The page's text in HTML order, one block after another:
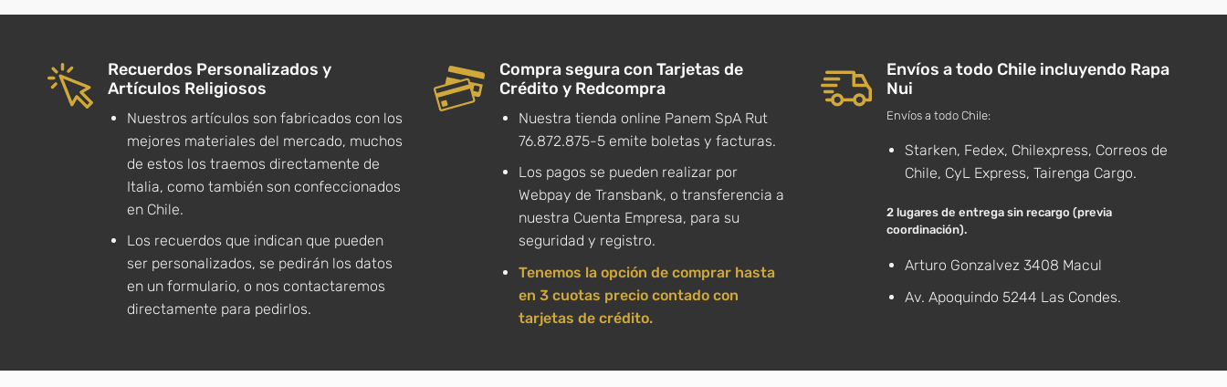
Recuerdos Personalizados y
Artículos Religiosos
Nuestros artículos son fabricados con los
mejores materiales del mercado, muchos
de estos los traemos directamente de
Italia, como también son confeccionados
en Chile.
Los recuerdos que indican que pueden
ser personalizados, se pedirán los datos
en un formulario, o nos contactaremos
directamente para pedirlos.
Compra segura con Tarjetas de
Crédito y Redcompra
Nuestra tienda online Panem SpA Rut
76.872.875-5 emite boletas y facturas.
Los pagos se pueden realizar por
Webpay de Transbank, o transferencia a
nuestra Cuenta Empresa, para su
seguridad y registro.
Tenemos la opción de comprar hasta
en 3 cuotas precio contado con
tarjetas de crédito.
Envíos a todo Chile incluyendo Rapa
Nui
Envíos a todo Chile:
Starken, Fedex, Chilexpress, Correos de
Chile, CyL Express, Tairenga Cargo.
2 lugares de entrega sin recargo (previa
coordinación).
Arturo Gonzalvez 3408 Macul
Av. Apoquindo 5244 Las Condes.